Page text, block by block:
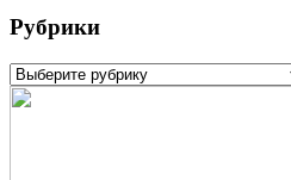
Рубрики
Рубрики